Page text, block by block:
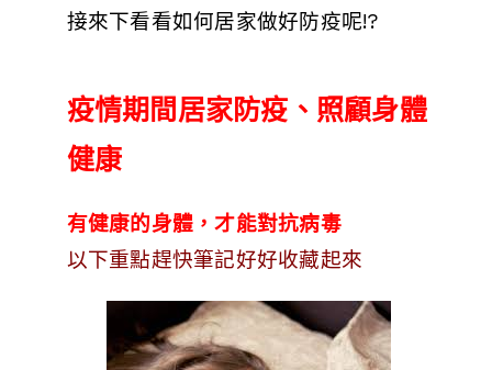
接來下看看如何居家做好防疫呢!?
疫情期間居家防疫、照顧身體
健康
有健康的身體，才能對抗病毒
以下重點趕快筆記好好收藏起來